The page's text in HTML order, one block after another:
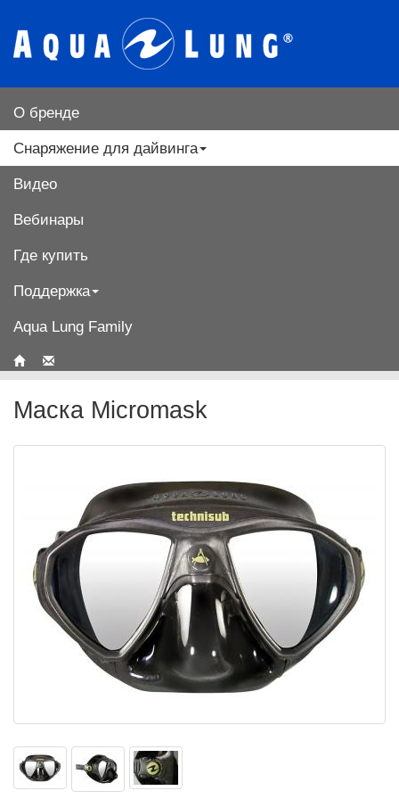
О бренде
Снаряжение для дайвинга
Видео
Вебинары
Где купить
Поддержка
Aqua Lung Family
Маска Micromask